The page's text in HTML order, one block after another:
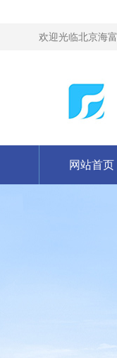
欢迎光临北京海
网站首页